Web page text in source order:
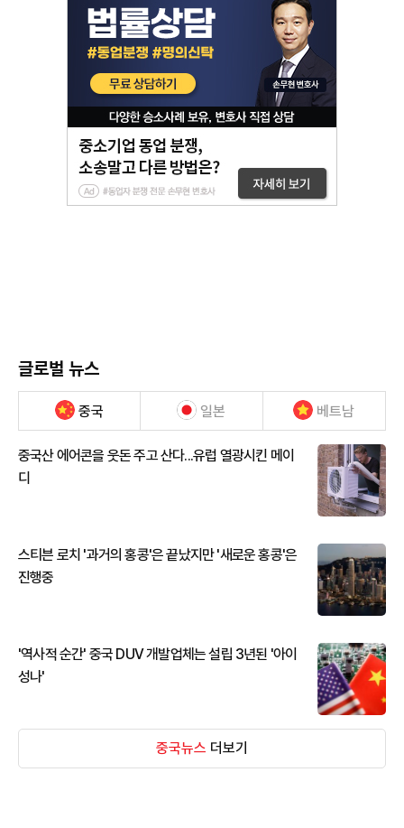
글로벌 뉴스
중국 일본 베트남
중국산 에어콘을 웃돈 주고 산다...유럽 열광시킨 메이
디
스티븐 로치 '과거의 홍콩'은 끝났지만 '새로운 홍콩'은
진행중
'역사적 순간' 중국 DUV 개발업체는 설립 3년된 '아이
성나'
중국뉴스 더보기